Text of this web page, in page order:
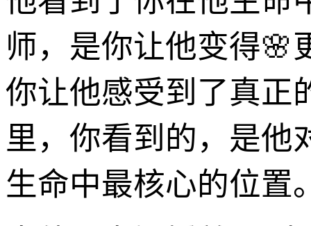
师，是你让他变得🌸
你让他感受到了真正
里，你看到的，是他
生命中最核心的位置